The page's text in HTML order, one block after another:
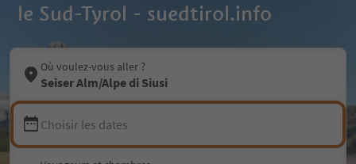
le Sud-Tyrol - suedtirol.info
Où voulez-vous aller ?
Seiser Alm/Alpe di Siusi
Choisir les dates